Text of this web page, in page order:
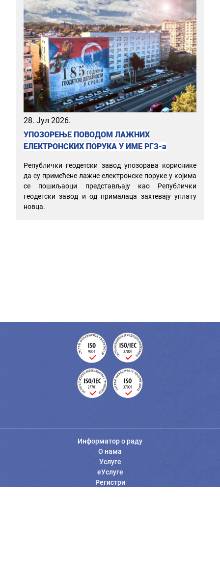
28. Јул 2026.
УПОЗОРЕЊЕ ПОВОДОМ ЛАЖНИХ
ЕЛЕКТРОНСКИХ ПОРУКА У ИМЕ РГЗ-а
Републички геодетски завод упозорава кориснике
да су примећене лажне електронске поруке у којима
се пошиљаоци представљају као Републички
геодетски завод и од прималаца захтевају уплату
новца.
Информатор о раду
О нама
Услуге
еУслуге
Регистри